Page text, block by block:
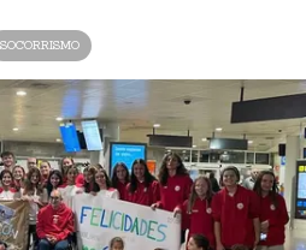
SOCORRISMO